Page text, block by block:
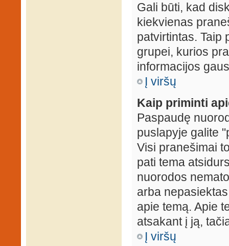
Gali būti, kad
kiekvienas
patvirtintas. Taip
grupei, kurios
informacijos
Į viršų
Kaip priminti
Paspaudę
puslapyje galite
Visi pranešimai
pati tema
nuorodos
arba
apie temą. Apie
atsakant į ją,
Į viršų